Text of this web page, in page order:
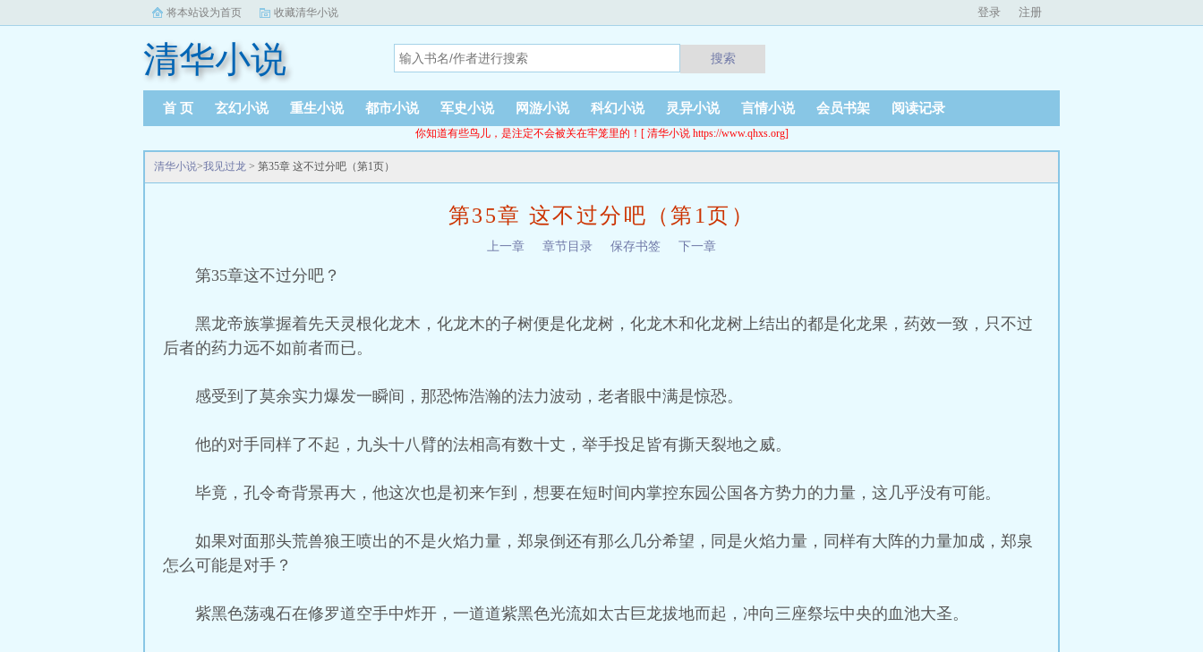
将本站设为首页 收藏清华小说 登录 注册
清华小说 搜索
首 页 玄幻小说 重生小说 都市小说 军史小说 网游小说 科幻小说 灵异小说 言情小说 会员书架 阅读记录
你知道有些鸟儿，是注定不会被关在牢笼里的！[ 清华小说 https://www.qhxs.org]
清华小说>我见过龙 > 第35章 这不过分吧（第1页）
第35章 这不过分吧（第1页）
上一章 章节目录 保存书签 下一章
第35章这不过分吧？
黑龙帝族掌握着先天灵根化龙木，化龙木的子树便是化龙树，化龙木和化龙树上结出的都是化龙果，药效一致，只不过
后者的药力远不如前者而已。
感受到了莫余实力爆发一瞬间，那恐怖浩瀚的法力波动，老者眼中满是惊恐。
他的对手同样了不起，九头十八臂的法相高有数十丈，举手投足皆有撕天裂地之威。
毕竟，孔令奇背景再大，他这次也是初来乍到，想要在短时间内掌控东园公国各方势力的力量，这几乎没有可能。
如果对面那头荒兽狼王喷出的不是火焰力量，郑泉倒还有那么几分希望，同是火焰力量，同样有大阵的力量加成，郑泉
怎么可能是对手？
紫黑色荡魂石在修罗道空手中炸开，一道道紫黑色光流如太古巨龙拔地而起，冲向三座祭坛中央的血池大圣。